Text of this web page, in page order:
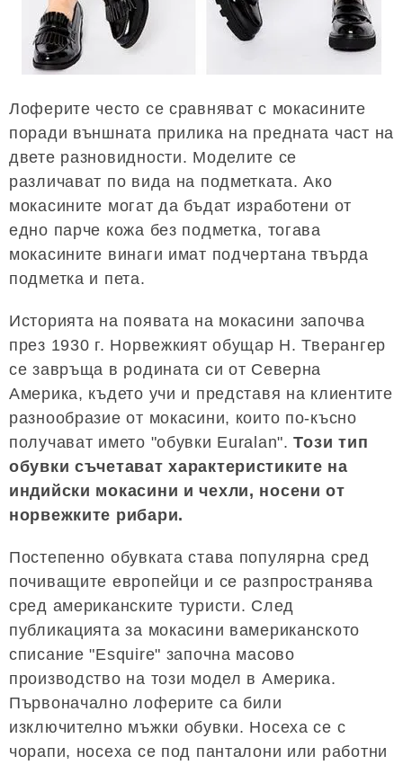
Лоферите често се сравняват с мокасините
поради външната прилика на предната част на
двете разновидности. Моделите се
различават по вида на подметката. Ако
мокасините могат да бъдат изработени от
едно парче кожа без подметка, тогава
мокасините винаги имат подчертана твърда
подметка и пета.
Историята на появата на мокасини започва
през 1930 г. Норвежкият обущар Н. Тверангер
се завръща в родината си от Северна
Америка, където учи и представя на клиентите
разнообразие от мокасини, които по-късно
получават името "обувки Euralan".Този тип
обувки съчетават характеристиките на
индийски мокасини и чехли, носени от
норвежките рибари.
Постепенно обувката става популярна сред
почиващите европейци и се разпространява
сред американските туристи. След
публикацията за мокасини вамериканското
списание "Esquire" започна масово
производство на този модел в Америка.
Първоначално лоферите са били
изключително мъжки обувки. Носеха се с
чорапи, носеха се под панталони или работни